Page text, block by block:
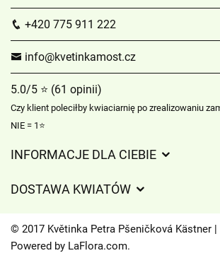
+420 775 911 222
info@kvetinkamost.cz
5.0/5 ⭐ (61 opinii)
Czy klient poleciłby kwiaciarnię po zrealizowaniu
NIE = 1⭐
INFORMACJE DLA CIEBIE
Czasy dostawy kwiatów – przegląd
DOSTAWA KWIATÓW
Gdzie dostarczamy kwiaty
© 2017 Květinka Petra Pšeničková Kästner |
Powered by LaFlora.com.